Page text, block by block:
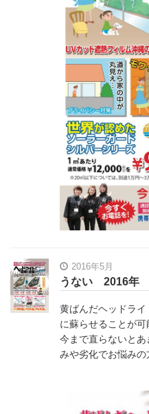
2016年5月
うない 2016年
黄ばんだヘッドラ
に蘇らせることが可
今まで直らないと
みや劣化でお悩みの